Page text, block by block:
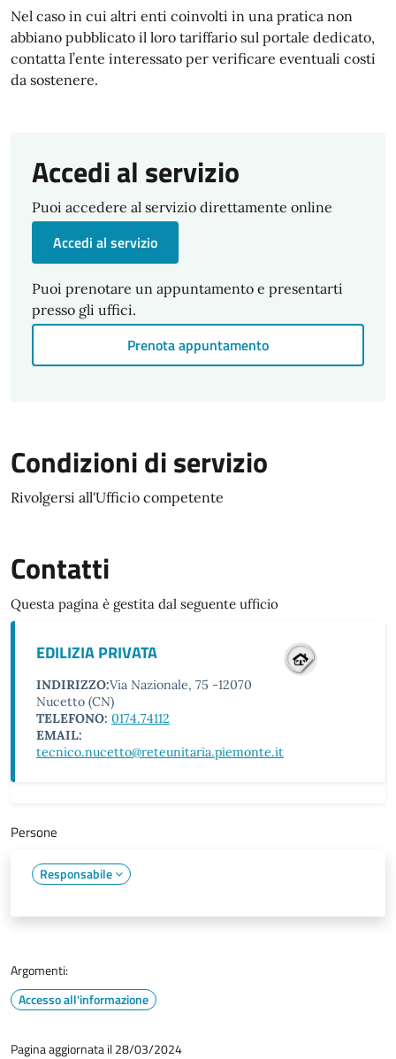
Nel caso in cui altri enti coinvolti in una pratica non
abbiano pubblicato il loro tariffario sul portale dedicato,
contatta l’ente interessato per verificare eventuali costi
da sostenere.
Accedi al servizio
Puoi accedere al servizio direttamente online
Accedi al servizio
Puoi prenotare un appuntamento e presentarti
presso gli uffici.
Prenota appuntamento
Condizioni di servizio
Rivolgersi all'Ufficio competente
Contatti
Questa pagina è gestita dal seguente ufficio
EDILIZIA PRIVATA
INDIRIZZO:Via Nazionale, 75 -12070
Nucetto (CN)
TELEFONO: 0174.74112
EMAIL:
tecnico.nucetto@reteunitaria.piemonte.it
Persone
Responsabile
Argomenti:
Accesso all'informazione
Pagina aggiornata il 28/03/2024